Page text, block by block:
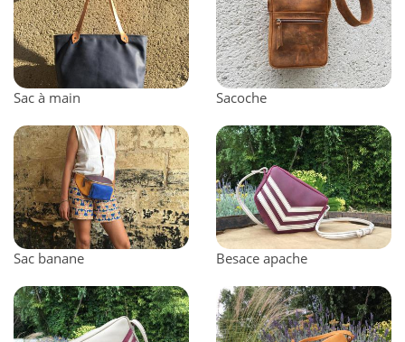
Sac à main Sacoche
Sac banane Besace apache